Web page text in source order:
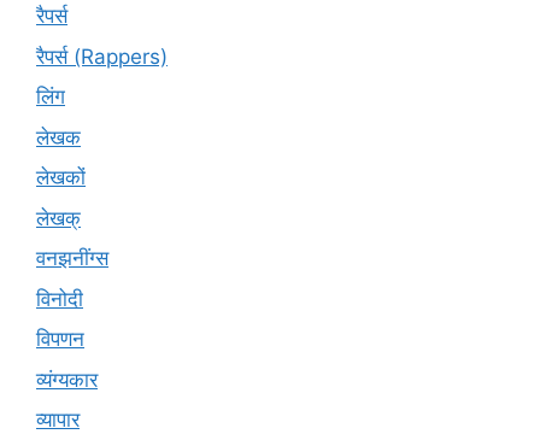
रैपर्स
रैपर्स (Rappers)
लिंग
लेखक
लेखकों
लेखक्
वनझनींग्स
विनोदी
विपणन
व्यंग्यकार
व्यापार